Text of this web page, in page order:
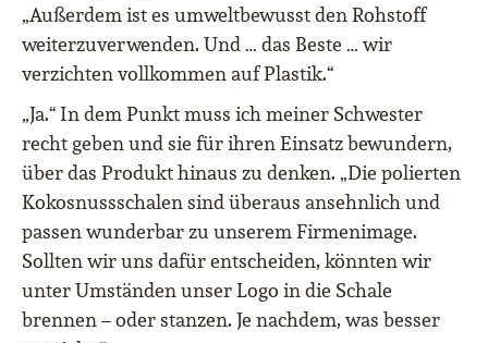
„Außerdem ist es umweltbewusst den Rohstoff
weiterzuverwenden. Und … das Beste … wir
verzichten vollkommen auf Plastik.“
„Ja.“ In dem Punkt muss ich meiner Schwester
recht geben und sie für ihren Einsatz bewundern,
über das Produkt hinaus zu denken. „Die polierten
Kokosnussschalen sind überaus ansehnlich und
passen wunderbar zu unserem Firmenimage.
Sollten wir uns dafür entscheiden, könnten wir
unter Umständen unser Logo in die Schale
brennen – oder stanzen. Je nachdem, was besser